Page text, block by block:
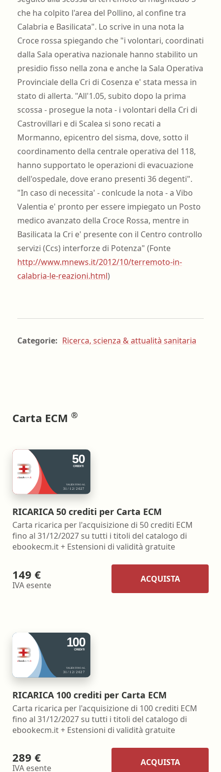
che ha colpito l'area del Pollino, al confine tra
Calabria e Basilicata". Lo scrive in una nota la
Croce rossa spiegando che "i volontari, coordinati
dalla Sala operativa nazionale hanno stabilito un
presidio fisso nella zona e anche la Sala Operativa
Provinciale della Cri di Cosenza e' stata messa in
stato di allerta. "All'1.05, subito dopo la prima
scossa - prosegue la nota - i volontari della Cri di
Castrovillari e di Scalea si sono recati a
Mormanno, epicentro del sisma, dove, sotto il
coordinamento della centrale operativa del 118,
hanno supportato le operazioni di evacuazione
dell'ospedale, dove erano presenti 36 degenti".
"In caso di necessita' - conlcude la nota - a Vibo
Valentia e' pronto per essere impiegato un Posto
medico avanzato della Croce Rossa, mentre in
Basilicata la Cri e' presente con il Centro controllo
servizi (Ccs) interforze di Potenza" (Fonte
http://www.mnews.it/2012/10/terremoto-in-
calabria-le-reazioni.html)
Categorie: Ricerca, scienza & attualità sanitaria
Carta ECM ®
RICARICA 50 crediti per Carta ECM
Carta ricarica per l'acquisizione di 50 crediti ECM
fino al 31/12/2027 su tutti i titoli del catalogo di
ebookecm.it + Estensioni di validità gratuite
149 €
IVA esente
ACQUISTA
RICARICA 100 crediti per Carta ECM
Carta ricarica per l'acquisizione di 100 crediti ECM
fino al 31/12/2027 su tutti i titoli del catalogo di
ebookecm.it + Estensioni di validità gratuite
289 €
IVA esente
ACQUISTA